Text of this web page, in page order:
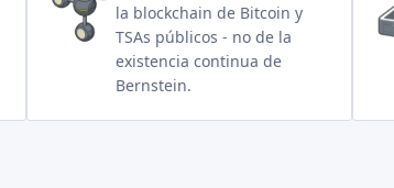
la blockchain de Bitcoin y
TSAs públicos - no de la
existencia continua de
Bernstein.